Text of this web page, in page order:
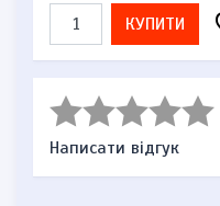
КУПИТИ
Написати відгук